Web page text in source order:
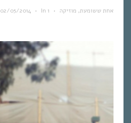
02/05/2014 • In אחת ששומעת, מוזיקה •
1